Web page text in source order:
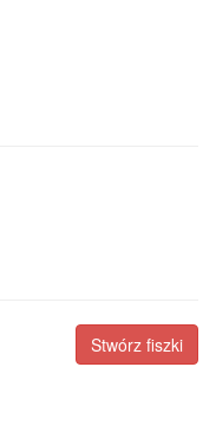
Stwórz fiszki